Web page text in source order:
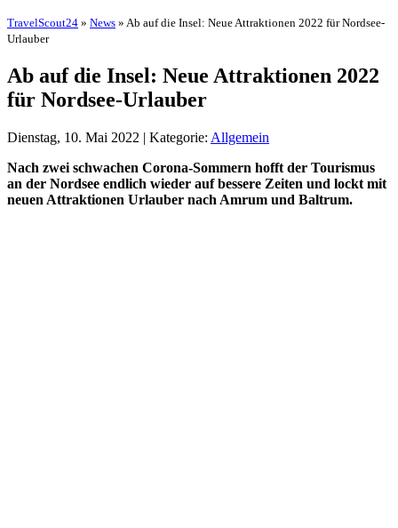
TravelScout24 » News » Ab auf die Insel: Neue Attraktionen 2022 für Nordsee-
Urlauber
Ab auf die Insel: Neue Attraktionen 2022
für Nordsee-Urlauber
Dienstag, 10. Mai 2022 | Kategorie: Allgemein
Nach zwei schwachen Corona-Sommern hofft der Tourismus
an der Nordsee endlich wieder auf bessere Zeiten und lockt mit
neuen Attraktionen Urlauber nach Amrum und Baltrum.